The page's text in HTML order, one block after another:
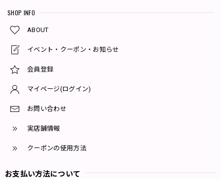
SHOP INFO
ABOUT
イベント・クーポン・お知らせ
会員登録
マイページ(ログイン)
お問い合わせ
実店舗情報
クーポンの使用方法
お支払い方法について